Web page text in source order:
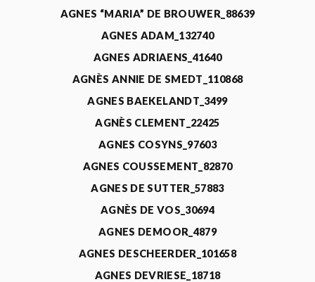
AGNES “MARIA” DE BROUWER_88639
AGNES ADAM_132740
AGNES ADRIAENS_41640
AGNÈS ANNIE DE SMEDT_110868
AGNES BAEKELANDT_3499
AGNÈS CLEMENT_22425
AGNES COSYNS_97603
AGNES COUSSEMENT_82870
AGNES DE SUTTER_57883
AGNÈS DE VOS_30694
AGNES DEMOOR_4879
AGNES DESCHEERDER_101658
AGNES DEVRIESE_18718